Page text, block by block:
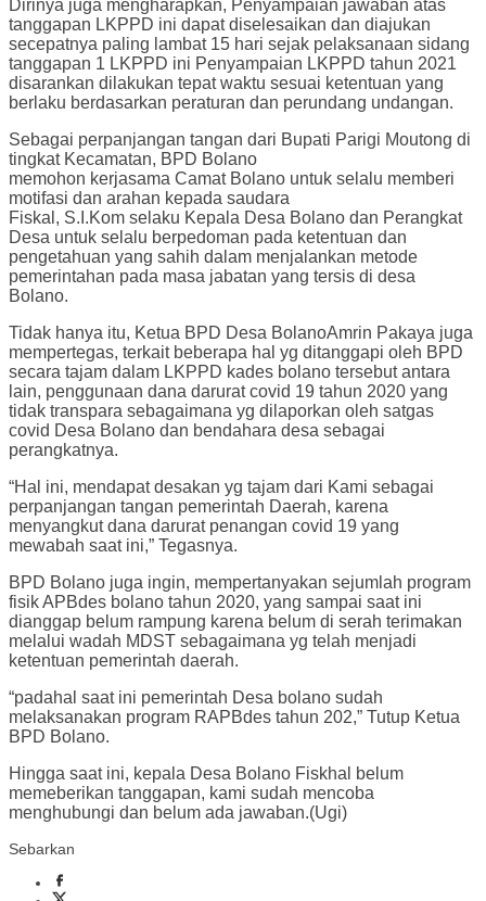
Dirinya juga mengharapkan, Penyampaian jawaban atas
tanggapan LKPPD ini dapat diselesaikan dan diajukan
secepatnya paling lambat 15 hari sejak pelaksanaan sidang
tanggapan 1 LKPPD ini Penyampaian LKPPD tahun 2021
disarankan dilakukan tepat waktu sesuai ketentuan yang
berlaku berdasarkan peraturan dan perundang undangan.
Sebagai perpanjangan tangan dari Bupati Parigi Moutong di
tingkat Kecamatan, BPD Bolano
memohon kerjasama Camat Bolano untuk selalu memberi
motifasi dan arahan kepada saudara
Fiskal, S.I.Kom selaku Kepala Desa Bolano dan Perangkat
Desa untuk selalu berpedoman pada ketentuan dan
pengetahuan yang sahih dalam menjalankan metode
pemerintahan pada masa jabatan yang tersis di desa
Bolano.
Tidak hanya itu, Ketua BPD Desa BolanoAmrin Pakaya juga
mempertegas, terkait beberapa hal yg ditanggapi oleh BPD
secara tajam dalam LKPPD kades bolano tersebut antara
lain, penggunaan dana darurat covid 19 tahun 2020 yang
tidak transpara sebagaimana yg dilaporkan oleh satgas
covid Desa Bolano dan bendahara desa sebagai
perangkatnya.
“Hal ini, mendapat desakan yg tajam dari Kami sebagai
perpanjangan tangan pemerintah Daerah, karena
menyangkut dana darurat penangan covid 19 yang
mewabah saat ini,” Tegasnya.
BPD Bolano juga ingin, mempertanyakan sejumlah program
fisik APBdes bolano tahun 2020, yang sampai saat ini
dianggap belum rampung karena belum di serah terimakan
melalui wadah MDST sebagaimana yg telah menjadi
ketentuan pemerintah daerah.
“padahal saat ini pemerintah Desa bolano sudah
melaksanakan program RAPBdes tahun 202,” Tutup Ketua
BPD Bolano.
Hingga saat ini, kepala Desa Bolano Fiskhal belum
memeberikan tanggapan, kami sudah mencoba
menghubungi dan belum ada jawaban.(Ugi)
Sebarkan